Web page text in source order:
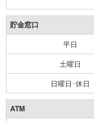
貯金窓口
平日
土曜日
日曜日･休日
ATM